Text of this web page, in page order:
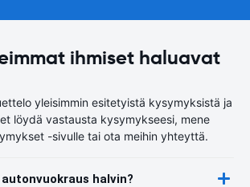
ihmiset haluavat
yleisimmin esitetyistä kysymyksistä ja
löydä vastausta kysymykseesi, mene
-sivulle tai ota meihin yhteyttä.
halvin?